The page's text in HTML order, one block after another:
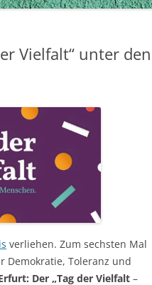
Vielfalt“ unter den
verliehen. Zum sechsten Mal
Toleranz und
Der „Tag der Vielfalt –